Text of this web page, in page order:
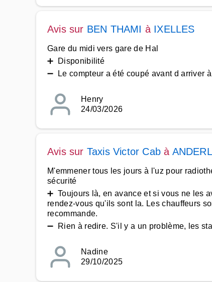
Avis sur BEN THAMI à IXELLES
Gare du midi vers gare de Hal
➕ Disponibilité
➖ Le compteur a été coupé avant d arriver
Henry
24/03/2026
Avis sur Taxis Victor Cab à
M'emmener tous les jours à l'uz pour
sécurité
➕ Toujours là, en avance et si vous ne les
rendez-vous qu'ils sont la. Les chauffeurs
recommande.
➖ Rien à redire. S'il y a un problème, les
Nadine
29/10/2025